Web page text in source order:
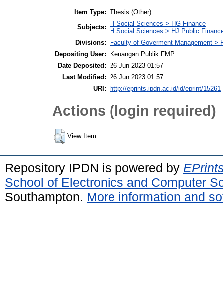
Item Type: Thesis (Other)
Subjects:
H Social Sciences > HG Finance
H Social Sciences > HJ Public
Divisions:
Faculty of Goverment Management >
Depositing User:
Keuangan Publik FMP
Date Deposited:
26 Jun 2023 01:57
Last Modified:
26 Jun 2023 01:57
URI:
http://eprints.ipdn.ac.id/id/eprint/15261
Actions (login required)
View Item
Repository IPDN is powered by
School of Electronics and Computer
Southampton. More information and